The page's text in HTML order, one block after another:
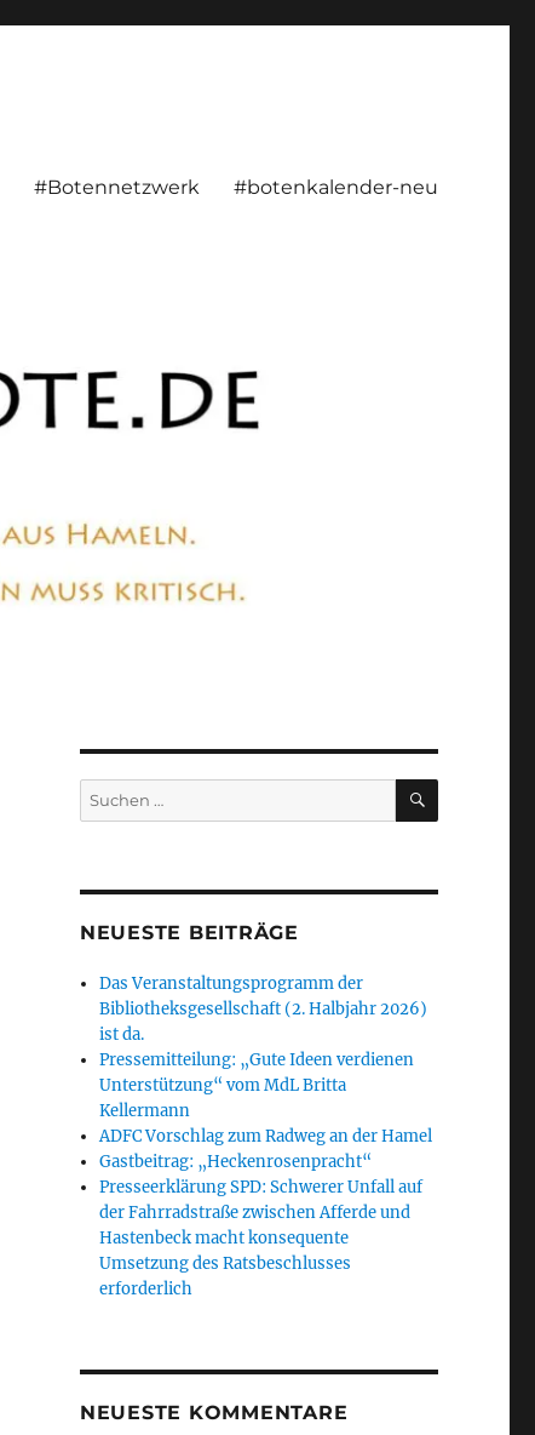
#Botennetzwerk #botenkalender-neu
Suchen
nach:
SUCHEN
NEUESTE BEITRÄGE
Das Veranstaltungsprogramm der
Bibliotheksgesellschaft (2. Halbjahr 2026)
ist da.
Pressemitteilung: „Gute Ideen verdienen
Unterstützung“ vom MdL Britta
Kellermann
ADFC Vorschlag zum Radweg an der Hamel
Gastbeitrag: „Heckenrosenpracht“
Presseerklärung SPD: Schwerer Unfall auf
der Fahrradstraße zwischen Afferde und
Hastenbeck macht konsequente
Umsetzung des Ratsbeschlusses
erforderlich
NEUESTE KOMMENTARE